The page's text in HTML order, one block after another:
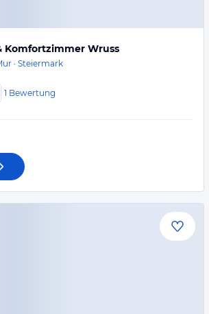
Komfortzimmer Wruss
· Steiermark
1 Bewertung